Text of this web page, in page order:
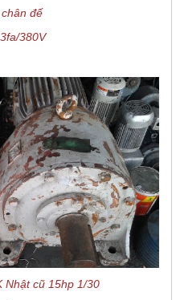
đế
380V
Nhật cũ 15hp 1/30